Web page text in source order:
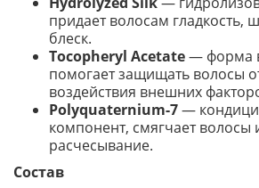
придает волосам гладкость,
блеск.
Tocopheryl Acetate— форма
помогает защищать волосы
воздействия внешних
Polyquaternium-7—
компонент, смягчает волосы
расчесывание.
Состав